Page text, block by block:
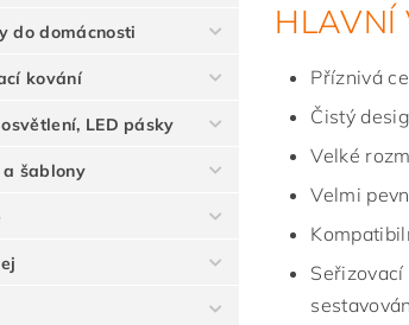
do domácnosti
kování
LED pásky
šablony
HLAVNÍ
Příznivá
Čistý
Velké
Velmi